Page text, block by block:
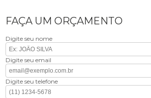
FAÇA UM ORÇAMENTO
Digite seu nome
Digite seu email
Digite seu telefone